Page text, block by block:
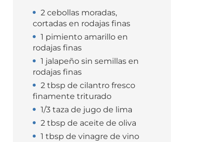
2 cebollas moradas,
cortadas en rodajas finas
1 pimiento amarillo en
rodajas finas
1 jalapeño sin semillas en
rodajas finas
2 tbsp de cilantro fresco
finamente triturado
1/3 taza de jugo de lima
2 tbsp de aceite de oliva
1 tbsp de vinagre de vino